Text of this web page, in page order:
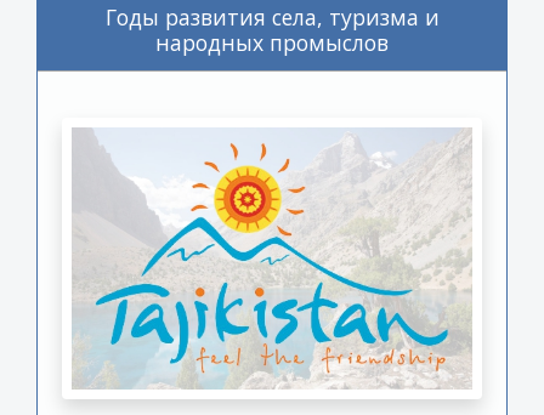
Годы развития села, туризма и
народных промыслов